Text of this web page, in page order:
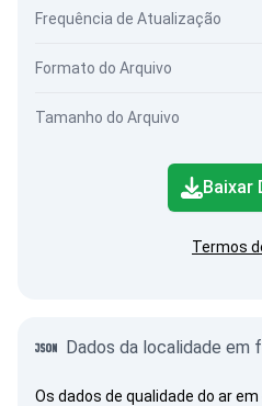
Frequência de Atualização
Formato do Arquivo
Tamanho do Arquivo
Baixar
Termos
Dados da localidade em
Os dados de qualidade do ar